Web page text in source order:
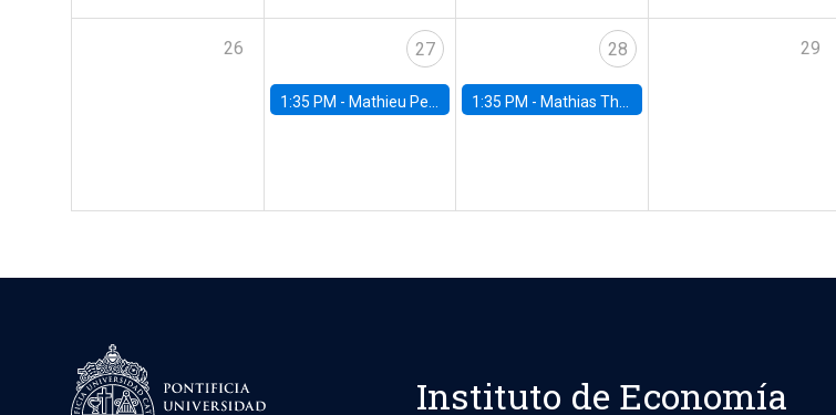
26 27
1:35 PM - Mathieu Pedemonte, IDB
28
1:35 PM - Mathias Thoenig, University of Lausanne
29
Instituto de Economía